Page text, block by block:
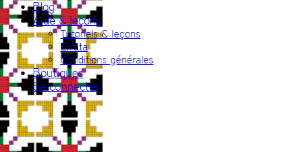
Blog
Aide & leçons
Tutoriels & leçons
Errata
Conditions générales
Boutiques
Se connecter